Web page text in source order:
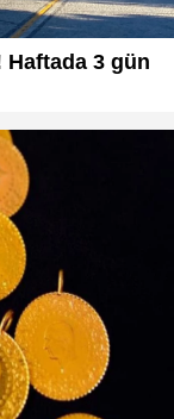
Haftada 3 gün